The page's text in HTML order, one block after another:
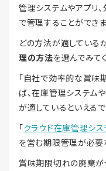
管理システムやアプリ
で管理することができま
どの方法が適しているか
理の方法を選んでみて
「自社で効率的な賞味
ば、在庫管理システム
が適しているといえるで
「クラウド在庫管理シ
を営む期限管理が必要
賞味期限切れの廃棄が